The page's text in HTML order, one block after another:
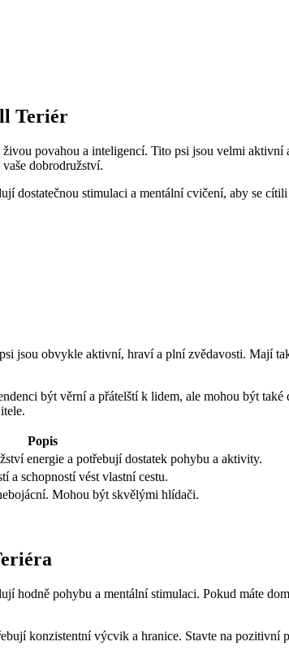
Teriér
povahou a inteligencí. Tito psi jsou velmi
dobrodružství.
dostatečnou stimulaci ‍a mentální‌ cvičení, aby ⁤se
jsou obvykle aktivní, hraví a ‍plní zvědavosti. Mají
být věrní a přátelští k⁣ lidem, ale mohou být
Popis
energie a ‌potřebují dostatek⁢ pohybu a aktivity.
‌a schopností vést vlastní ⁤cestu.
Mohou být skvělými hlídači.
hodně pohybu a mentální stimulaci. Pokud máte
konzistentní výcvik a hranice. Stavte na